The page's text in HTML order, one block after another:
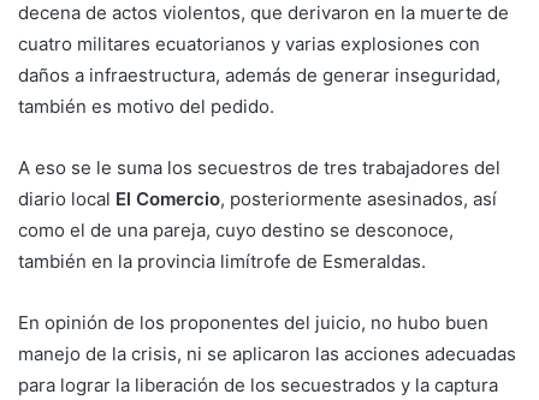
decena de actos violentos, que derivaron en la muerte de
cuatro militares ecuatorianos y varias explosiones con
daños a infraestructura, además de generar inseguridad,
también es motivo del pedido.
A eso se le suma los secuestros de tres trabajadores del
diario local El Comercio, posteriormente asesinados, así
como el de una pareja, cuyo destino se desconoce,
también en la provincia limítrofe de Esmeraldas.
En opinión de los proponentes del juicio, no hubo buen
manejo de la crisis, ni se aplicaron las acciones adecuadas
para lograr la liberación de los secuestrados y la captura